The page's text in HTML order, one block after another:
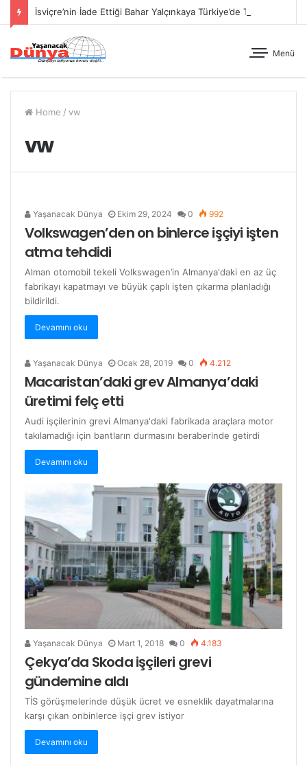
Menü
Home / vw
vw
Yaşanacak Dünya Ekim 29, 2024 0 992
Volkswagen’den on binlerce işçiyi işten
atma tehdidi
Alman otomobil tekeli Volkswagen’in Almanya'daki en az üç
fabrikayı kapatmayı ve büyük çaplı işten çıkarma planladığı
bildirildi.
Devamını oku
Yaşanacak Dünya Ocak 28, 2019 0 4.212
Macaristan’daki grev Almanya’daki
üretimi felç etti
Audi işçilerinin grevi Almanya'daki fabrikada araçlara motor
takılamadığı için bantların durmasını beraberinde getirdi
Devamını oku
Yaşanacak Dünya Mart 1, 2018 0 4.183
Çekya’da Skoda işçileri grevi
gündemine aldı
TİS görüşmelerinde düşük ücret ve esneklik dayatmalarına
karşı çıkan onbinlerce işçi grev istiyor
Devamını oku